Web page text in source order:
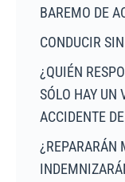
BAREMO DE
CONDUCIR
¿QUIÉN
SÓLO HAY UN
ACCIDENTE
¿REPARARÁN